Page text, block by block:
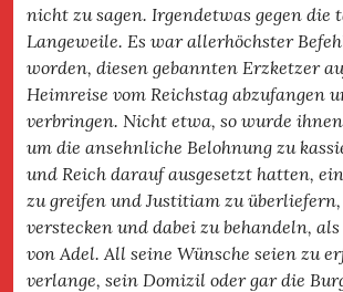
nicht zu sagen. Irgendetwas gegen die
Langeweile. Es war allerhöchster
worden, diesen gebannten Erzketzer
Heimreise vom Reichstag abzufangen
verbringen. Nicht etwa, so wurde
um die ansehnliche Belohnung zu
und Reich darauf ausgesetzt hatten,
zu greifen und Justitiam zu
verstecken und dabei zu behandeln,
von Adel. All seine Wünsche seien zu
verlange, sein Domizil oder gar die